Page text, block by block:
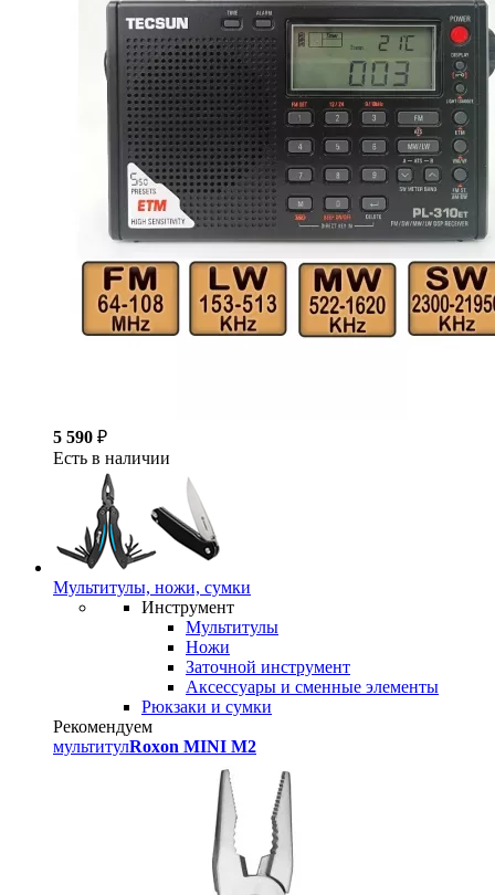
5 590 ₽
Есть в наличии
Мультитулы, ножи, сумки
Инструмент
Мультитулы
Ножи
Заточной инструмент
Аксессуары и сменные элементы
Рюкзаки и сумки
Рекомендуем
мультитулRoxon MINI M2